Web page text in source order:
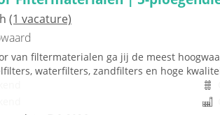
(1 vacature)
van filtermaterialen ga jij de meest
waterfilters, zandfilters en hoge